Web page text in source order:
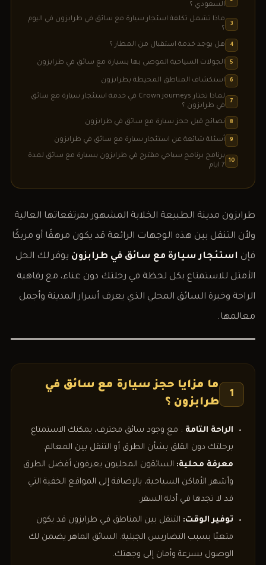
السعودي ؟
3
ماذا تشمل تكلفة اسئجار سيارة مع سائق في طرابزون في اليوم
؟
4 هل يوجد خدمة استقبال من المطار ؟
5 الجولات السياحية الموصى بها بسيارة مع سائق في طرابزون
6 استكشاف المناطق المحيطة بطرابزون
7
لماذا تختار Crown journeys في خدمة استئجار سيارة مع سائق
في طرابزون ؟
8 نصائح قبل حجز سيارة مع سائق في طرابزون
9 أسئلة شائعة عن استئجار سيارة مع سائق في طرابزون
10
برنامج برنامج سياحي مقترح في طرابزون بسيارة مع سائق لمدة
7 ايام
طرابزون مدينة الطبيعة الخلابة المشهور بمرتفعاتها العالية
ولأن التنقل بين هذه الوجهات الرائعة قد يكون مرهقًا أو مربكًا
فإن استئجار سيارة مع سائق في طرابزون يوفر لك الحل
الأمثل للاستمتاع بكل لحظة في رحلتك دون عناء، مع رفاهية
الراحة وخبرة السائق المحلي الذي يعرف أسرار المدينة وأجمل
معالمها.
1
ما مزايا حجز سيارة مع سائق في
طرابزون ؟
الراحة التامة : مع وجود سائق محترف، يمكنك الاستمتاع
برحلتك دون القلق بشأن الطرق أو التنقل بين المعالم.
معرفة محلية: السائقون المحليون يعرفون أفضل الطرق
وأشهر الأماكن السياحية، بالإضافة إلى المواقع الخفية التي
قد لا تجدها في أدلة السفر.
توفير الوقت: التنقل بين المناطق في طرابزون قد يكون
متعبًا بسبب التضاريس الجبلية. السائق الماهر يضمن لك
الوصول بسرعة وأمان إلى وجهتك.